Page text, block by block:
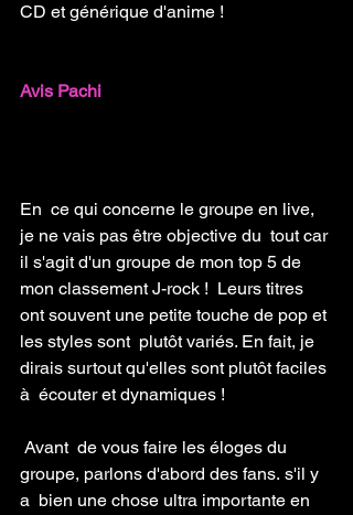
CD et générique d'anime !
Avis Pachi
En  ce qui concerne le groupe en live,
je ne vais pas être objective du  tout car
il s'agit d'un groupe de mon top 5 de
mon classement J-rock !  Leurs titres
ont souvent une petite touche de pop et
les styles sont  plutôt variés. En fait, je
dirais surtout qu'elles sont plutôt faciles
à  écouter et dynamiques !
groupe, parlons d'abord des fans. s'il y
a  bien une chose ultra importante en